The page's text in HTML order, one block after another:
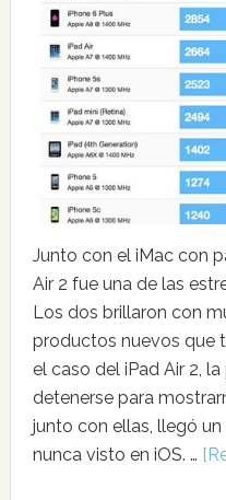
Junto con el iMac con
Air 2 fue una de las
Los dos brillaron con
productos nuevos que
el caso del iPad Air 2,
detenerse para
junto con ellas, llegó
nunca visto en iOS. …